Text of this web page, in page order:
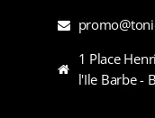
1 Place
l'Ile Barbe -